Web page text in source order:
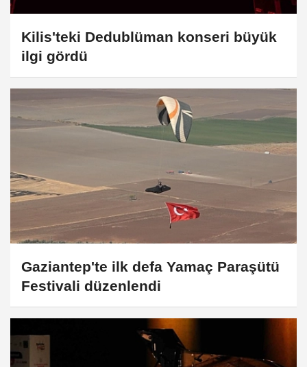
Kilis'teki Dedublüman konseri büyük
ilgi gördü
Gaziantep'te ilk defa Yamaç Paraşütü
Festivali düzenlendi